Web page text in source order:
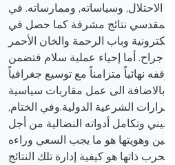
الاحتلال, وسياساته, وممارساته. في
نتائج مشرفة كما حصل في
وباب الرحمة والخان الأحمر
جراح. أما إحياء عملية سلام فتضمن
نهائياً متزامناً مع توسيع جغرافياً
بالاضافة الى عمل مقاربات سياسية
الشرعية الدولية.وفي الختام,
وتكامل أدواته النضالية من أجل
وهويتها هو ما يجب السعي وراءه
ذاتها هو كيفية إدارة تلك النتائج